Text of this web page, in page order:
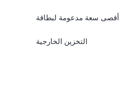
أقصى سعة مدعومة لبطاقة
التخزين الخارجية